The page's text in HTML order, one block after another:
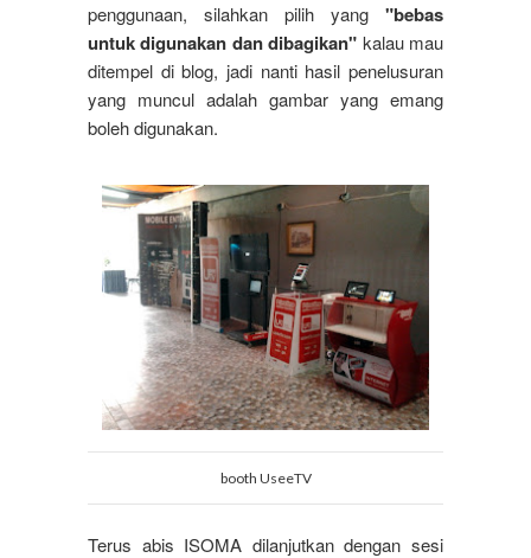
penggunaan, silahkan pilih yang "bebas
untuk digunakan dan dibagikan" kalau mau
ditempel di blog, jadi nanti hasil penelusuran
yang muncul adalah gambar yang emang
boleh digunakan.
booth UseeTV
Terus abis ISOMA dilanjutkan dengan sesi